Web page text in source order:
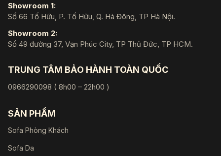
Showroom 1:
Số 66 Tố Hữu, P. Tố Hữu, Q. Hà Đông, TP Hà Nội.
Showroom 2:
Số 49 đường 37, Vạn Phúc City, TP Thủ Đức, TP HCM.
TRUNG TÂM BẢO HÀNH TOÀN QUỐC
0966290098 ( 8h00 – 22h00 )
SẢN PHẨM
Sofa Phòng Khách
Sofa Da